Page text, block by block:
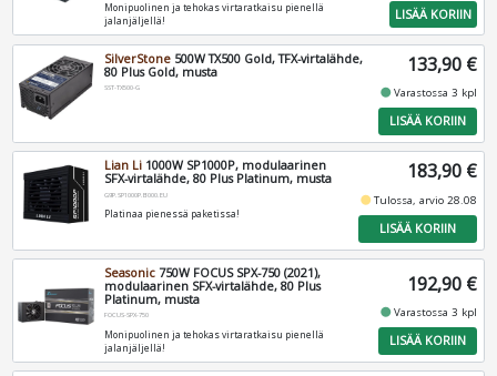
Monipuolinen ja tehokas virtaratkaisu pienellä
jalanjäljellä!
LISÄÄ KORIIN
SilverStone 500W TX500 Gold, TFX-virtalähde,
80 Plus Gold, musta
SST-TX500-G
133,90 €
fiber_manual_recordVarastossa 3 kpl
LISÄÄ KORIIN
Lian Li 1000W SP1000P, modulaarinen
SFX-virtalähde, 80 Plus Platinum, musta
G9P.SP1000P.B000.EU
Platinaa pienessä paketissa!
183,90 €
fiber_manual_recordTulossa, arvio 28.08
LISÄÄ KORIIN
Seasonic 750W FOCUS SPX-750 (2021),
modulaarinen SFX-virtalähde, 80 Plus
Platinum, musta
FOCUS-SPX-750
Monipuolinen ja tehokas virtaratkaisu pienellä
jalanjäljellä!
192,90 €
fiber_manual_recordVarastossa 3 kpl
LISÄÄ KORIIN